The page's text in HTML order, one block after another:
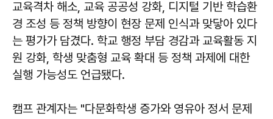
교육격차 해소, 교육 공공성 강화, 디지털 기반 학습환
경 조성 등 정책 방향이 현장 문제 인식과 맞닿아 있다
는 평가가 담겼다. 학교 행정 부담 경감과 교육활동 지
원 강화, 학생 맞춤형 교육 확대 등 정책 과제에 대한
실행 가능성도 언급됐다.
캠프 관계자는 "다문화학생 증가와 영유아 정서 문제